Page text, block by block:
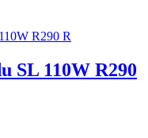
SL 110W R290